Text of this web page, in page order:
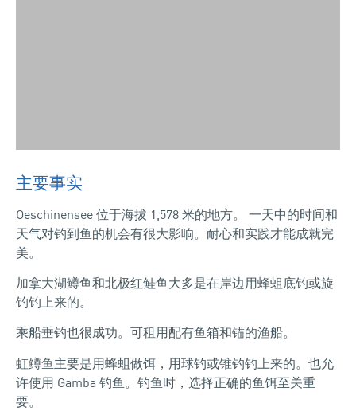
佩特里-
主要事实
Oeschinensee 位于海拔 1,578 米的地方。 一天中的时间和
天气对钓到鱼的机会有很大影响。耐心和实践才能成就完
美。
加拿大湖鳟鱼和北极红鲑鱼大多是在岸边用蜂蛆底钓或旋
钓钓上来的。
乘船垂钓也很成功。可租用配有鱼箱和锚的渔船。
虹鳟鱼主要是用蜂蛆做饵，用球钓或锥钓钓上来的。也允
许使用 Gamba 钓鱼。钓鱼时，选择正确的鱼饵至关重
要。